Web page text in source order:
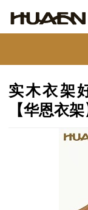
实木衣架
【华恩衣架